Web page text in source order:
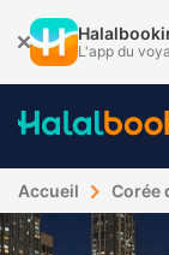
L'app du
Accueil Corée